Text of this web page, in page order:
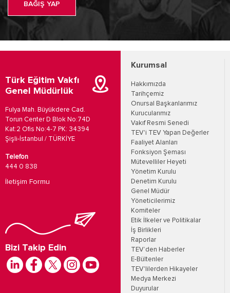
BAĞIŞ YAP
Türk Eğitim Vakfı
Genel Müdürlük
Fulya Mah. Büyükdere Cad.
Torun Center D Blok No:74D
Kat:2 Ofis No:4-7 PK: 34394
Şişli-İstanbul / TÜRKİYE
Telefon
444 0 838
İletişim Formu
Bizi Takip Edin
Kurumsal
Hakkımızda
Tarihçemiz
Onursal Başkanlarımız
Kurucularımız
Vakıf Resmi Senedi
TEV'i TEV Yapan Değerler
Faaliyet Alanları
Fonksiyon Şeması
Mütevelliler Heyeti
Yönetim Kurulu
Denetim Kurulu
Genel Müdür
Yöneticilerimiz
Komiteler
Etik İlkeler ve Politikalar
İş Birlikleri
Raporlar
TEV’den Haberler
E-Bültenler
TEV'lilerden Hikayeler
Medya Merkezi
Duyurular